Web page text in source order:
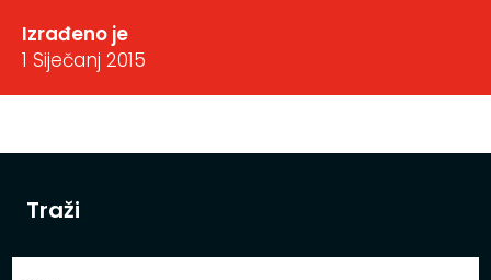
Traži
Izrađeno je
1 Siječanj 2015